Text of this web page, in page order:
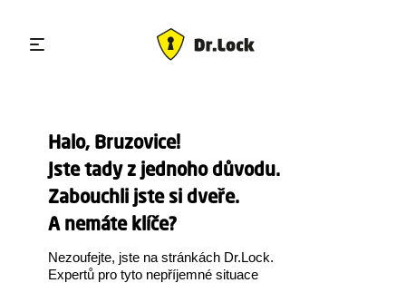
Halo, Bruzovice!
Jste tady z jednoho důvodu.
Zabouchli jste si dveře.
A nemáte klíče?
Nezoufejte, jste na stránkách Dr.Lock.
Expertů pro tyto nepříjemné situace